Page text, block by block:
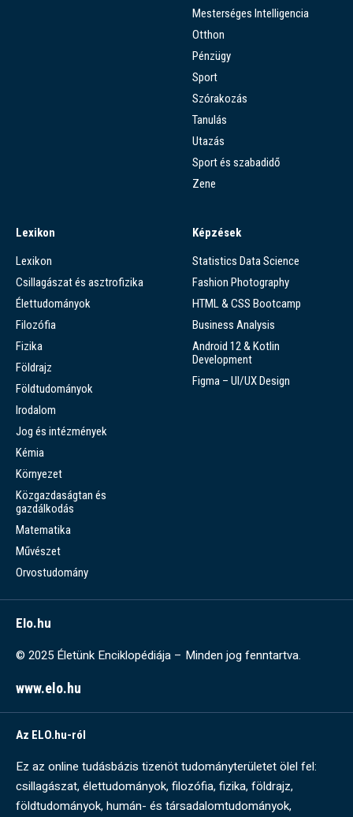
Mesterséges Intelligencia
Otthon
Pénzügy
Sport
Szórakozás
Tanulás
Utazás
Sport és szabadidő
Zene
Lexikon
Lexikon
Csillagászat és asztrofizika
Élettudományok
Filozófia
Fizika
Földrajz
Földtudományok
Irodalom
Jog és intézmények
Kémia
Környezet
Közgazdaságtan és
gazdálkodás
Matematika
Művészet
Orvostudomány
Képzések
Statistics Data Science
Fashion Photography
HTML & CSS Bootcamp
Business Analysis
Android 12 & Kotlin
Development
Figma – UI/UX Design
Elo.hu
© 2025 Életünk Enciklopédiája – Minden jog fenntartva.
www.elo.hu
Az ELO.hu-ról
Ez az online tudásbázis tizenöt tudományterületet ölel fel:
csillagászat, élettudományok, filozófia, fizika, földrajz,
földtudományok, humán- és társadalomtudományok,